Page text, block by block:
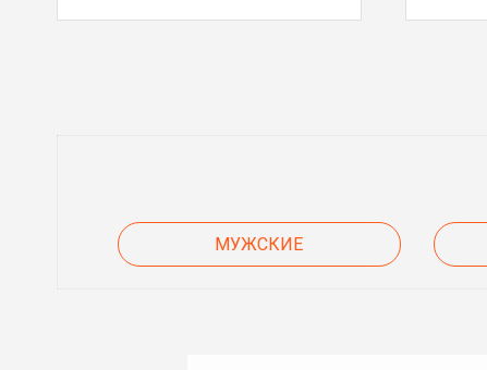
МУЖСКИЕ